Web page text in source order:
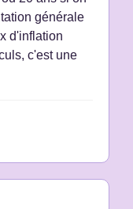
générale
d'inflation
c'est une